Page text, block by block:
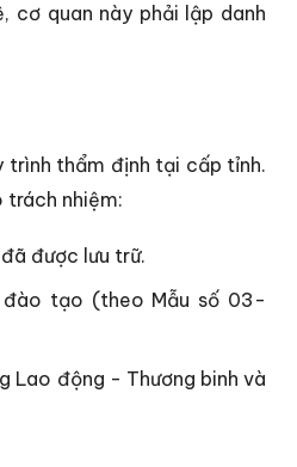
cơ quan này phải lập danh
trình thẩm định tại cấp tỉnh.
trách nhiệm:
được lưu trữ.
đào tạo (theo Mẫu số 03-
Lao động - Thương binh và